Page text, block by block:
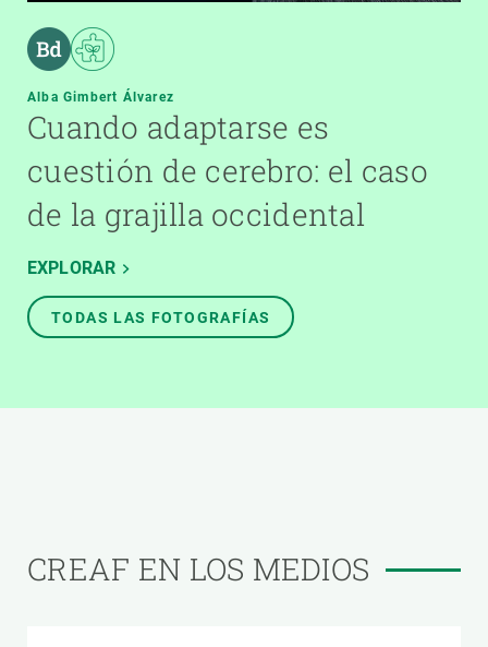
Alba Gimbert Álvarez
Cuando adaptarse es
cuestión de cerebro: el caso
de la grajilla occidental
EXPLORAR
TODAS LAS FOTOGRAFÍAS
CREAF EN LOS MEDIOS